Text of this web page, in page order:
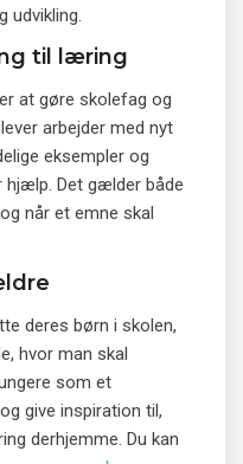
udvikling.
til læring
at gøre skolefag og
arbejder med nyt
eksempler og
Det gælder både
når et emne skal
deres børn i skolen,
hvor man skal
som et
give inspiration til,
derhjemme. Du kan